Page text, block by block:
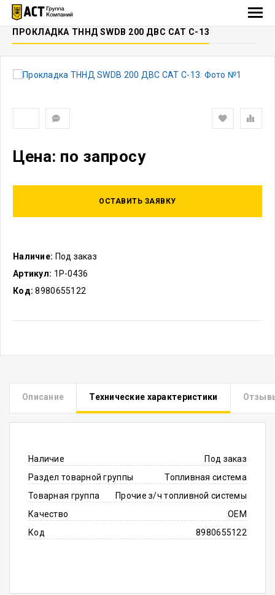
ПРОКЛАДКА ТННД SWDB 200 ДВС САТ С-13
Наличие: Под заказ
Артикул: 1P-0436
Код: 8980655122
Цена: по запросу
ОСТАВИТЬ ЗАЯВКУ
Описание Технические характеристики
Наличие
Под заказ
Раздел товарной группы
Топливная система
Товарная группа
Прочие з/ч топливной системы
Качество
OEM
Код
8980655122